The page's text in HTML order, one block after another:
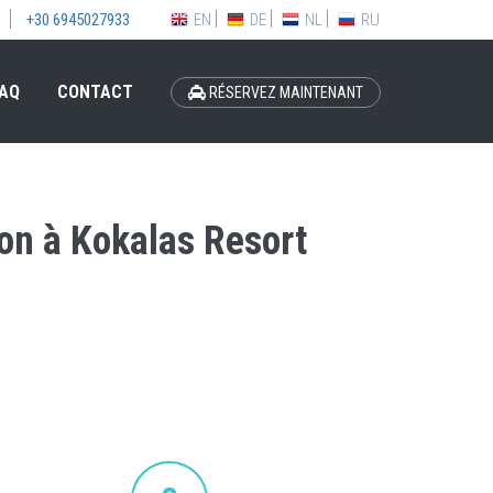
+30 6945027933 EN DE NL RU
CONTACT RÉSERVEZ MAINTENANT
à Kokalas Resort